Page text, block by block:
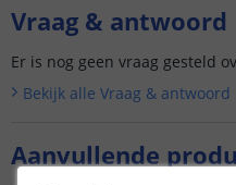
Aanvullende
Vraag & antwoord
Er is nog geen vraag gesteld
Bekijk alle Vraag & antwoord